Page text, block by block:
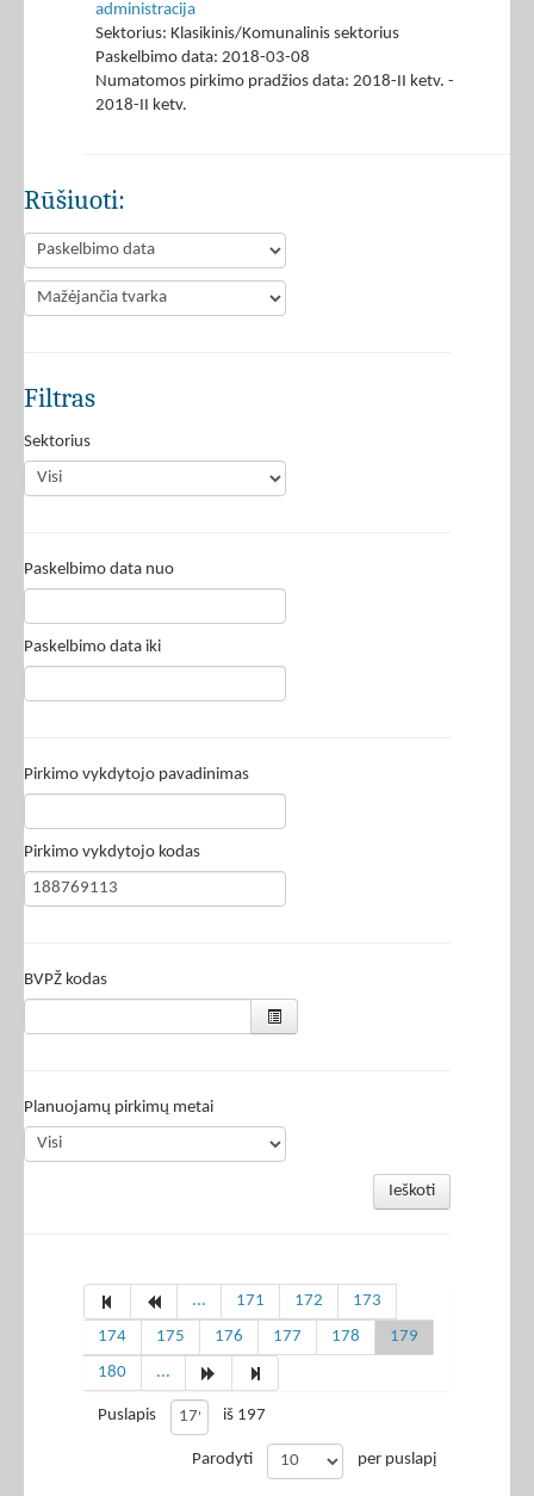
administracija
Sektorius: Klasikinis/Komunalinis sektorius
Paskelbimo data: 2018-03-08
Numatomos pirkimo pradžios data: 2018-II ketv. -
2018-II ketv.
Rūšiuoti:
Filtras
Sektorius
Paskelbimo data nuo
Paskelbimo data iki
Pirkimo vykdytojo pavadinimas
Pirkimo vykdytojo kodas
BVPŽ kodas
Planuojamų pirkimų metai
Ieškoti
... 171 172
173
174
175 176 177 178
179
180
...
Puslapis iš 197
Parodyti per puslapį